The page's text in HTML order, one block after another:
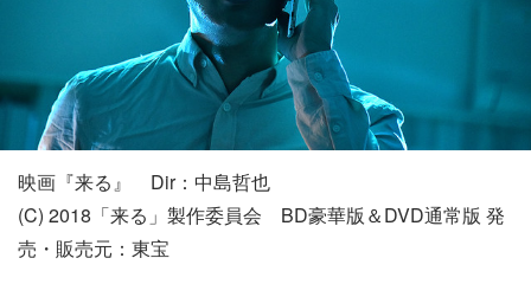
映画『来る』 Dir：中島哲也
(C) 2018「来る」製作委員会 BD豪華版＆DVD通常版 発
売・販売元：東宝